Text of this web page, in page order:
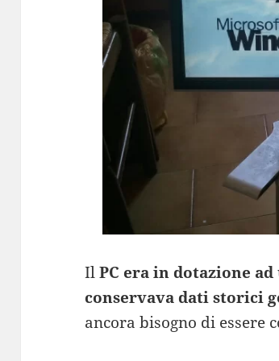
IlPC era in dotazione
conservava dati storici
ancora bisogno di essere